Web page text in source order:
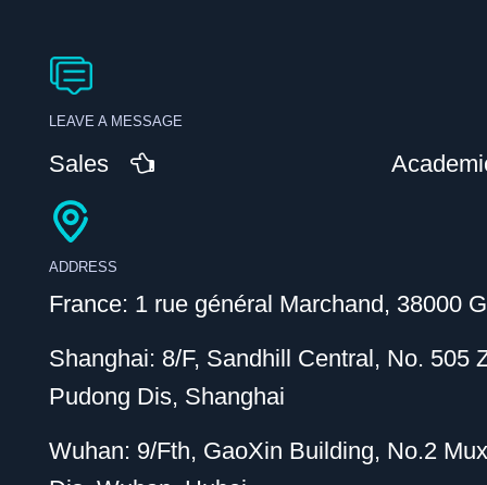
LEAVE A MESSAGE
Sales
ADDRESS
France: 1 rue général Marchand, 38000
Shanghai: 8/F, Sandhill Central, No. 505
Pudong Dis, Shanghai
Wuhan: 9/Fth, GaoXin Building, No.2